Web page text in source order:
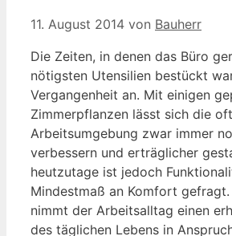
11. August 2014 von Bauherr
Die Zeiten, in denen das Büro
nötigsten Utensilien bestückt
Vergangenheit an. Mit einigen
Zimmerpflanzen lässt sich die
Arbeitsumgebung zwar immer
verbessern und erträglicher
heutzutage ist jedoch
Mindestmaß an Komfort
nimmt der Arbeitsalltag einen
des täglichen Lebens in